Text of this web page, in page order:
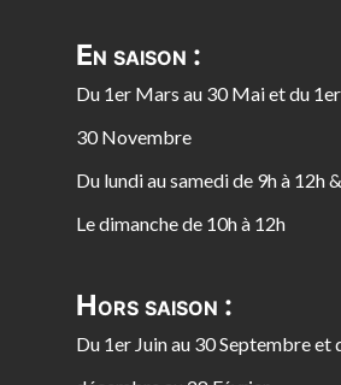
En saison :
Du 1er Mars au 30 Mai et du
30 Novembre
Du lundi au samedi de 9h à 12h
Le dimanche de 10h à 12h
Hors saison :
Du 1er Juin au 30 Septembre et